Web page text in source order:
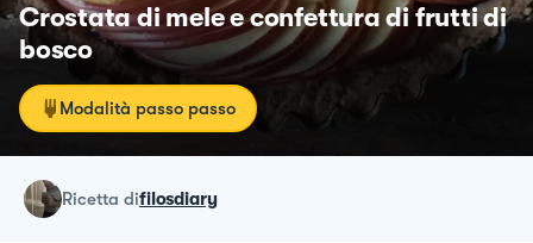
Crostata di mele e confettura di frutti di
bosco
Modalità passo passo
ricetta difilosdiary